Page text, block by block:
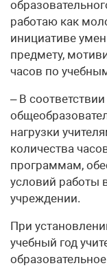
работаю как
инициативе
предмету,
часов по
– В
нагрузки
количества
программам,
условий работы
учреждении.
При
учебный год